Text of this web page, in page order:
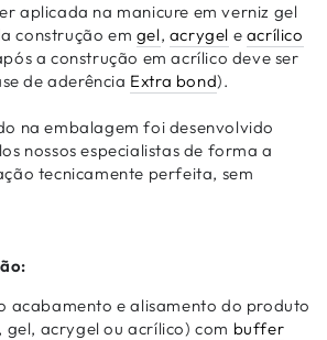
aplicada na manicure em verniz gel
construção em gel, acrygel e acrílico
a construção em acrílico deve ser
de aderência Extra bond).
na embalagem foi desenvolvido
nossos especialistas de forma a
tecnicamente perfeita, sem
acabamento e alisamento do produto
gel, acrygel ou acrílico) com buffer